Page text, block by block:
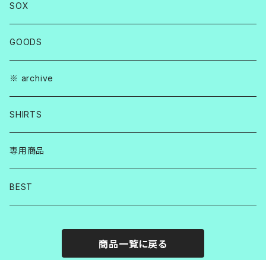
SOX
GOODS
※ archive
SHIRTS
専用商品
BEST
商品一覧に戻る